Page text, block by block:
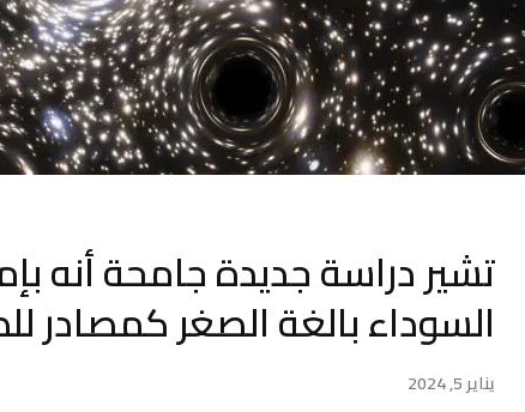
تشير دراسة جديدة جامحة أنه
السوداء بالغة الصغر كمصادر
يناير 5, 2024